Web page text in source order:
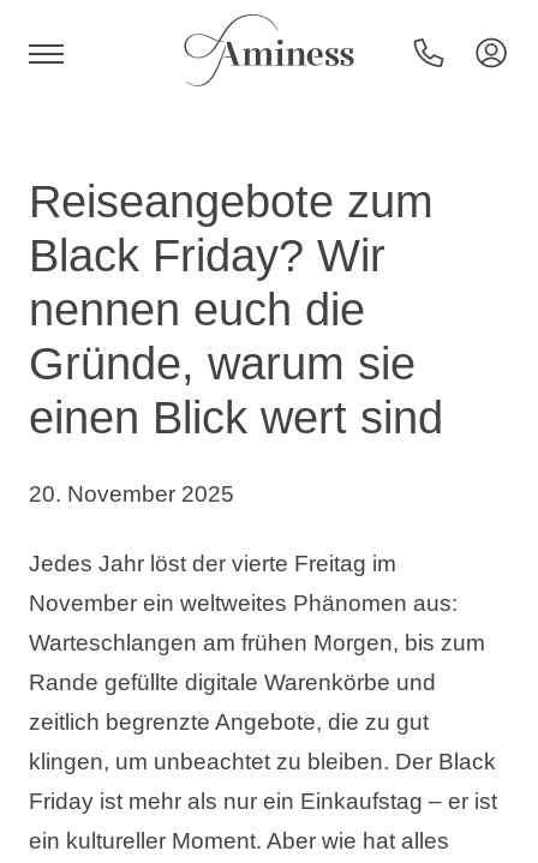
Hotels und Resorts
Campingplätze
Sonderangebote
Reiseziele
Urlaubsarten
Marken
Ami Loyalty Programm
Blogs
Reiseangebote zum
Black Friday? Wir
nennen euch die
Gründe, warum sie
einen Blick wert sind
20. November 2025
Jedes Jahr löst der vierte Freitag im
November ein weltweites Phänomen aus:
Warteschlangen am frühen Morgen, bis zum
Rande gefüllte digitale Warenkörbe und
zeitlich begrenzte Angebote, die zu gut
klingen, um unbeachtet zu bleiben. Der Black
Friday ist mehr als nur ein Einkaufstag – er ist
ein kultureller Moment. Aber wie hat alles